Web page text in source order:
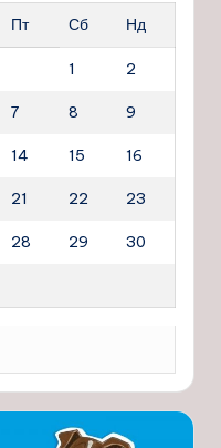
Пт Сб Нд
1 2
7 8 9
14 15 16
21 22 23
28 29 30